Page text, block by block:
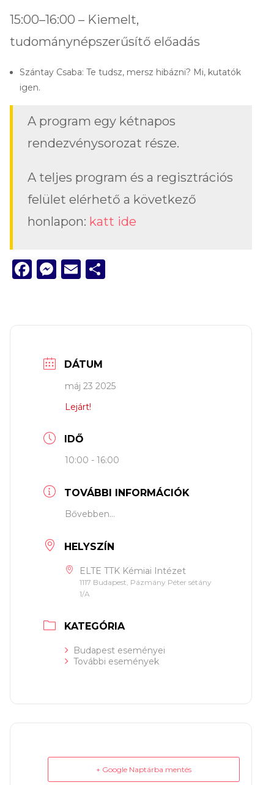
15:00–16:00 – Kiemelt,
tudománynépszerűsítő előadás
Szántay Csaba: Te tudsz, mersz hibázni? Mi, kutatók
igen.
A program egy kétnapos
rendezvénysorozat része.
A teljes program és a regisztrációs
felület elérhető a következő
honlapon: katt ide
Facebook
Messenger
Email
DÁTUM
máj 23 2025
Lejárt!
IDŐ
10:00 - 16:00
TOVÁBBI INFORMÁCIÓK
Bővebben...
HELYSZÍN
ELTE TTK Kémiai Intézet
1117 Budapest, Pázmány Péter sétány
1/A
KATEGÓRIA
Budapest eseményei
További események
+ Google Naptárba mentés